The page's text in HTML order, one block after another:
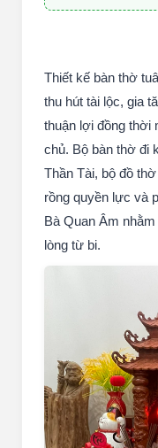
Thiết kế bàn thờ
thu hút tài lộc, gia
thuận lợi đồng thời
chủ. Bộ bàn thờ đi
Thần Tài, bộ đồ
rồng quyền lực và
Bà Quan Âm
lòng từ bi.